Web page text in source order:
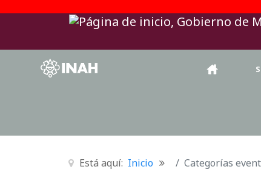
Está aquí: Inicio Categorías